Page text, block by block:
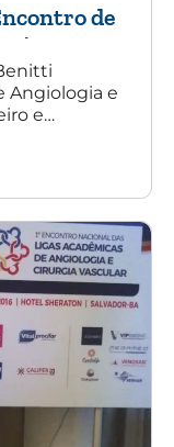
de
e
Vascular
Janeiro
Angiologia e
e